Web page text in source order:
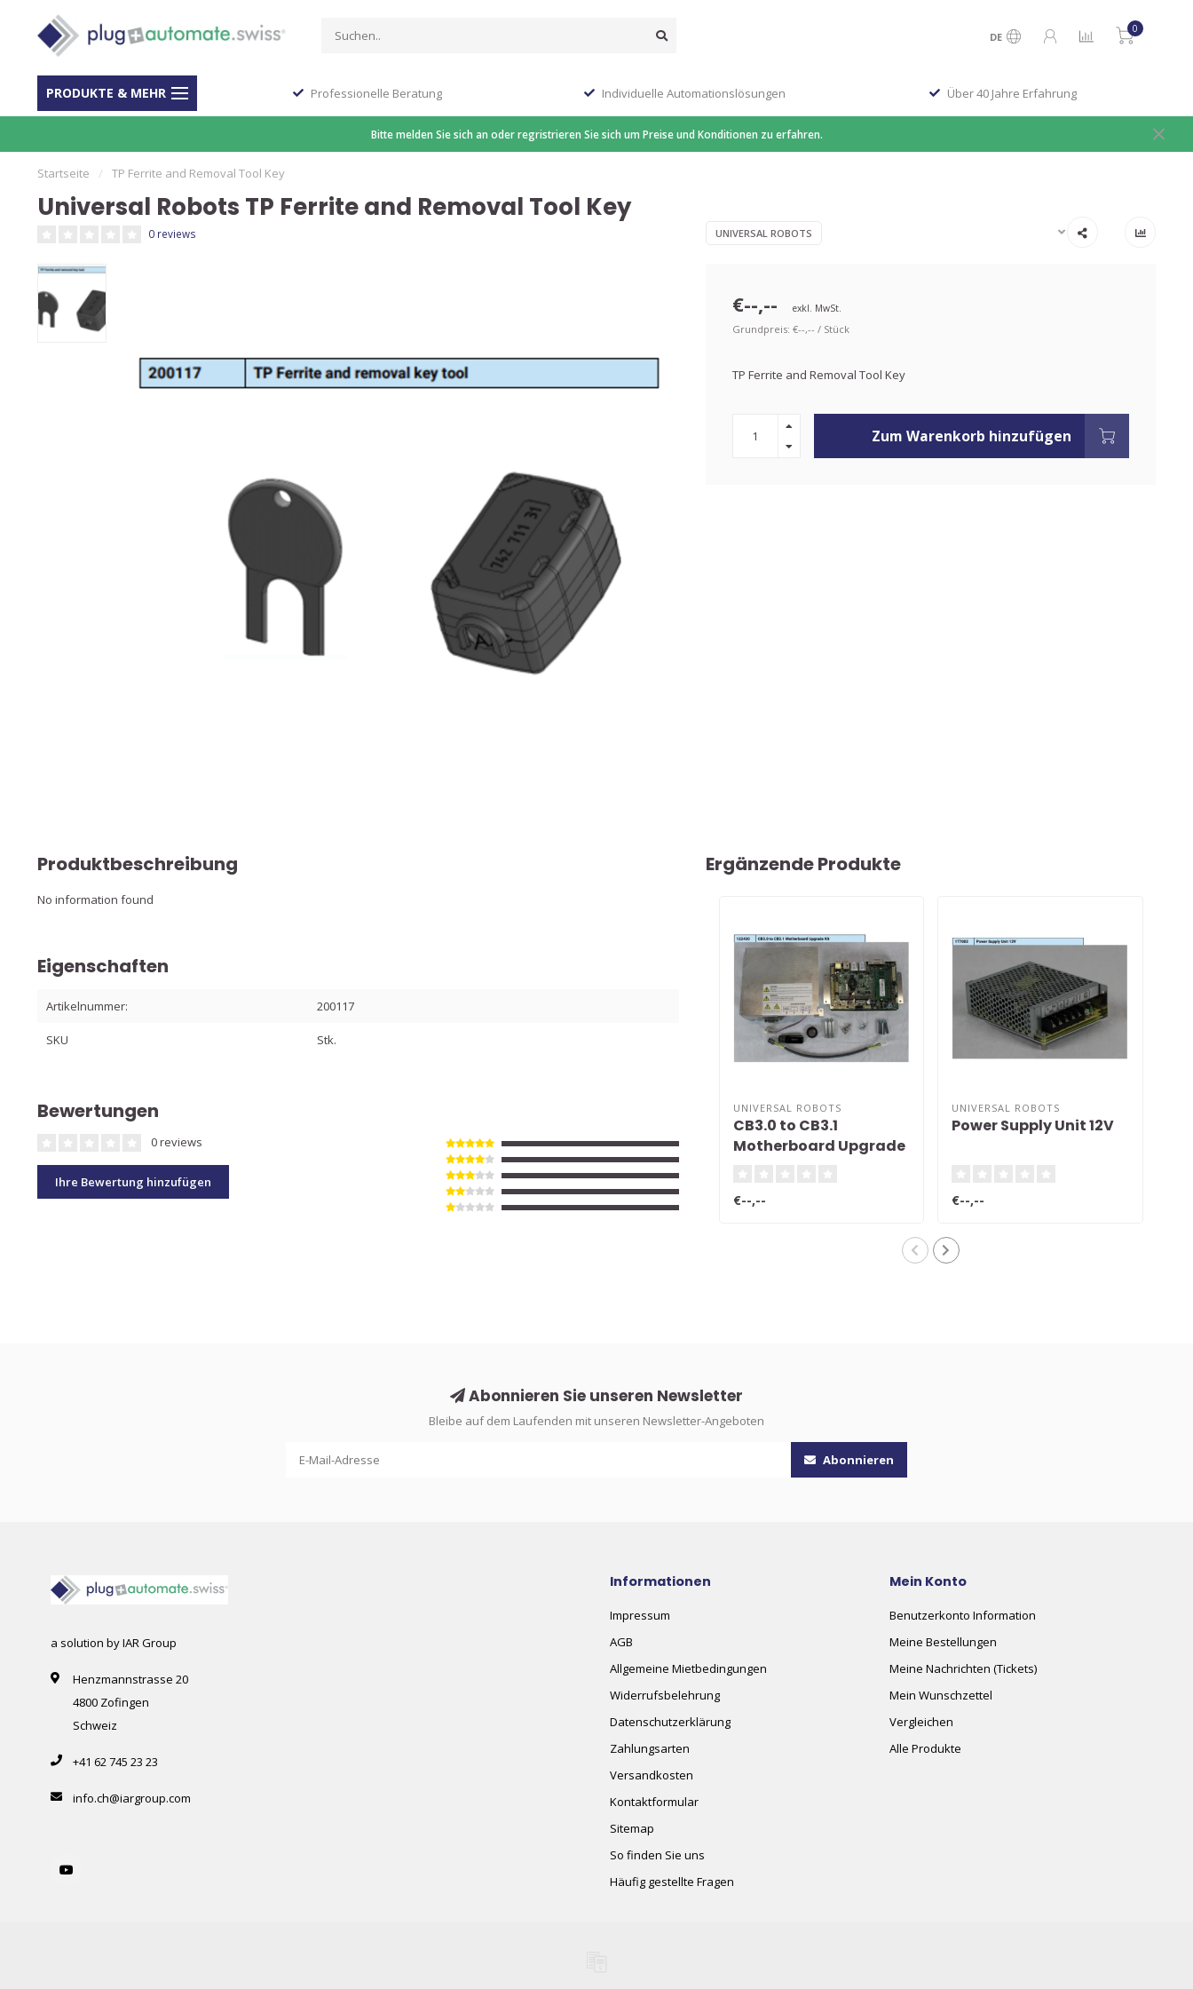
DE
0
PRODUKTE & MEHR
Shop für Automation Professionelle Beratung Individuelle Automationslösungen Über 40 Jahre Erfahrung
Bitte melden Sie sich an oder regristrieren Sie sich um Preise und Konditionen zu erfahren.
Startseite / TP Ferrite and Removal Tool Key
Universal Robots TP Ferrite and Removal Tool Key
0 reviews UNIVERSAL ROBOTS
€--,-- exkl. MwSt.
Grundpreis: €--,-- / Stück
TP Ferrite and Removal Tool Key
Zum Warenkorb hinzufügen
Produktbeschreibung
No information found
Eigenschaften
Artikelnummer: 200117
SKU Stk.
Bewertungen
0 reviews
Ihre Bewertung hinzufügen
Ergänzende Produkte
UNIVERSAL ROBOTS
CB3.0 to CB3.1
Motherboard Upgrade
€--,--
UNIVERSAL ROBOTS
Power Supply Unit 12V
€--,--
Abonnieren Sie unseren Newsletter
Bleibe auf dem Laufenden mit unseren Newsletter-Angeboten
Abonnieren
a solution by IAR Group
Henzmannstrasse 20
4800 Zofingen
Schweiz
+41 62 745 23 23
info.ch@iargroup.com
Informationen
Impressum
AGB
Allgemeine Mietbedingungen
Widerrufsbelehrung
Datenschutzerklärung
Zahlungsarten
Versandkosten
Kontaktformular
Sitemap
So finden Sie uns
Häufig gestellte Fragen
Mein Konto
Benutzerkonto Information
Meine Bestellungen
Meine Nachrichten (Tickets)
Mein Wunschzettel
Vergleichen
Alle Produkte